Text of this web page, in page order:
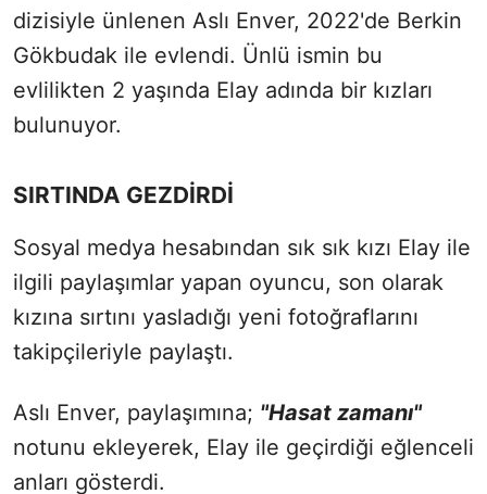
dizisiyle ünlenen Aslı Enver, 2022'de Berkin
Gökbudak ile evlendi. Ünlü ismin bu
evlilikten 2 yaşında Elay adında bir kızları
bulunuyor.
SIRTINDA GEZDİRDİ
Sosyal medya hesabından sık sık kızı Elay ile
ilgili paylaşımlar yapan oyuncu, son olarak
kızına sırtını yasladığı yeni fotoğraflarını
takipçileriyle paylaştı.
Aslı Enver, paylaşımına; "Hasat zamanı"
notunu ekleyerek, Elay ile geçirdiği eğlenceli
anları gösterdi.